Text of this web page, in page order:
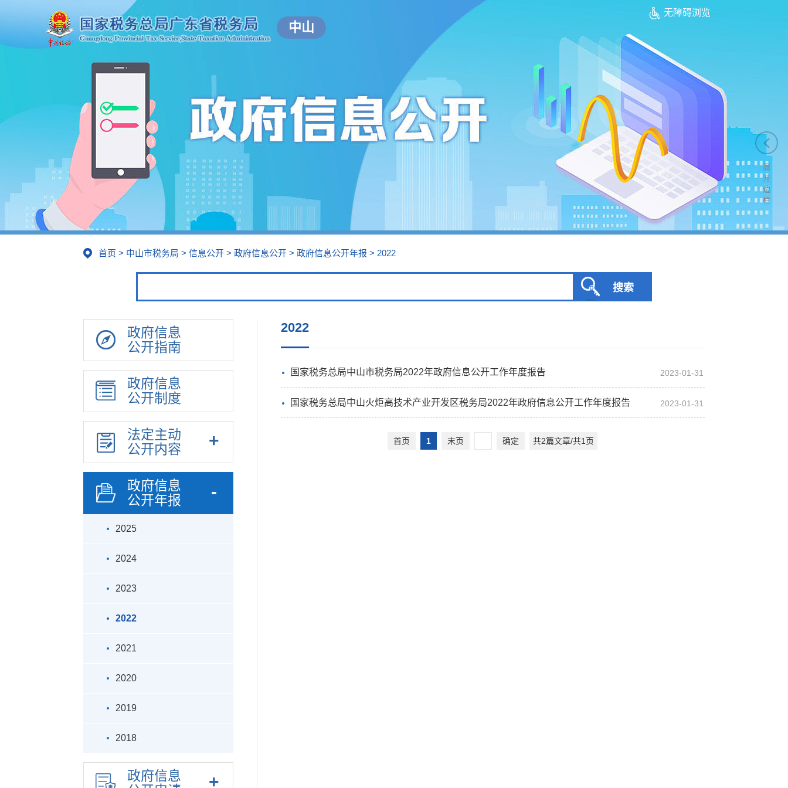
中山
无障碍浏览
首页 > 中山市税务局 > 信息公开 > 政府信息公开 > 政府信息公开年报 > 2022
政府信息
公开指南
政府信息
公开制度
法定主动
公开内容
政府信息
公开年报
2025
2024
2023
2022
2021
2020
2019
2018
政府信息
2022
国家税务总局中山市税务局2022年政府信息公开工作年度报告 2023-01-31
国家税务总局中山火炬高技术产业开发区税务局2022年政府信息公开工作年度报告 2023-01-31
首页 1 末页 确定 共2篇文章/共1页
展
开
边
栏